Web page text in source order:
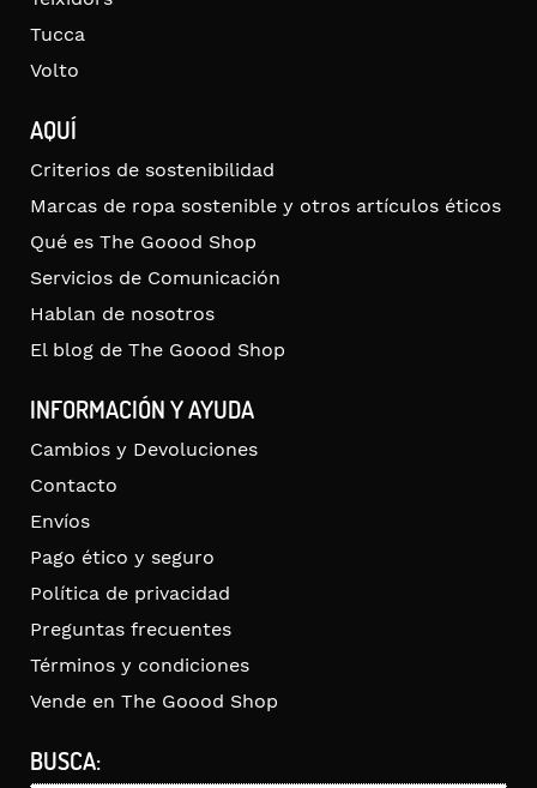
Tucca
Volto
AQUÍ
Criterios de sostenibilidad
Marcas de ropa sostenible y otros artículos éticos
Qué es The Goood Shop
Servicios de Comunicación
Hablan de nosotros
El blog de The Goood Shop
INFORMACIÓN Y AYUDA
Cambios y Devoluciones
Contacto
Envíos
Pago ético y seguro
Política de privacidad
Preguntas frecuentes
Términos y condiciones
Vende en The Goood Shop
BUSCA: